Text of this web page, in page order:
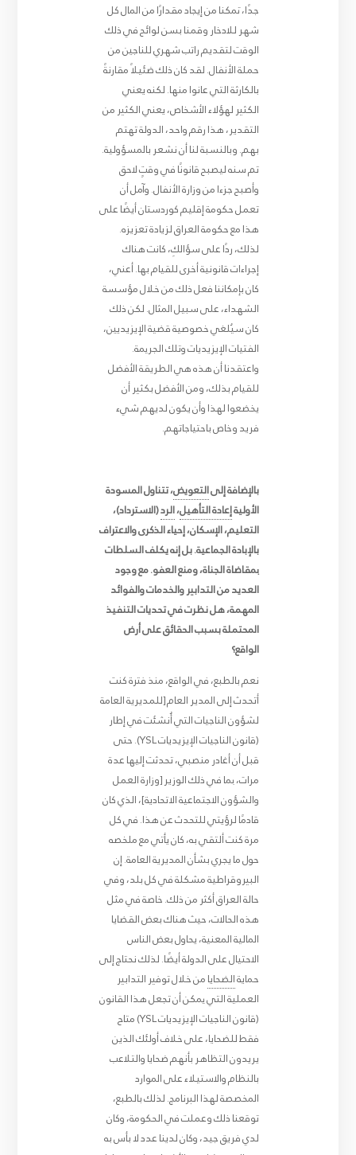
جدًا، تمكنا من إيجاد مقدارًا من المال كل
شهر للادخار وقمنا بسن لوائح في ذلك
الوقت لتقديم راتب شهري للناجين من
حملة الأنفال. لقد كان ذلك ضئيلاً مقارنةً
بالكارثة التي عانوا منها. لكنه يعني
الكثير لهؤلاء الأشخاص، يعني الكثير من
التقدير، هذا رقم واحد، الدولة تهتم
بهم. وبالنسبة لنا أن نشعر بالمسؤولية.
تم سنه ليصبح قانونًا في وقتٍ لاحق
وأصبح جزءا من وزارة الأنفال. وآمل أن
تعمل حكومة إقليم كوردستان أيضًا على
هذا مع حكومة العراق لزيادة تعزيزه.
لذلك، ردًا على سؤالكِ، كانت هناك
إجراءات قانونية أخرى للقيام بها. أعني،
كان بإمكاننا فعل ذلك من خلال مؤسسة
الشهداء، على سبيل المثال. لكن ذلك
كان سيُلغي خصوصية قضية الإيزيديين،
الفتيات الإيزيديات وتلك الجريمة.
واعتقدنا أن هذه هي الطريقة الأفضل
للقيام بذلك، ومن الأفضل بكثير أن
يخضعوا لهذا وأن يكون لديهم شيء
فريد وخاص باحتياجاتهم.
بالإضافة إلىالتعويض، تتناول المسودة
الأوليةإعادة التأهيل،الرد(الاسترداد)،
التعليم، الإسكان، إحياء الذكرى والاعتراف
بالإبادة الجماعية. بل إنه يكلف السلطات
بمقاضاة الجناة، ومنع العفو. مع وجود
العديد من التدابير والخدمات والفوائد
المهمة، هل نظرت في تحديات التنفيذ
المحتملة بسبب الحقائق على أرض
الواقع؟
نعم بالطبع، في الواقع، منذ فترة كنت
أتحدث إلى المدير العام [للمديرية العامة
لشؤون الناجيات التي أُنشئت في إطار
(قانون الناجيات الإيزيديات YSL). حتى
قبل أن أغادر منصبي، تحدثت إليها عدة
مرات، بما في ذلك الوزير [وزارة العمل
والشؤون الاجتماعية الاتحادية]، الذي كان
قادمًا لرؤيتي للتحدث عن هذا. في كل
مرة كنت ألتقي به، كان يأتي مع ملخصه
حول ما يجري بشأن المديرية العامة. إن
البيروقراطية مشكلة في كل بلد، وفي
حالة العراق أكثر من ذلك. خاصة في مثل
هذه الحالات، حيث هناك بعض القضايا
المالية المعنية، يحاول بعض الناس
الاحتيال على الدولة أيضًا. لذلك نحتاج إلى
حمايةالضحايامن خلال توفير التدابير
العملية التي يمكن أن تجعل هذا القانون
(قانون الناجيات الإيزيديات YSL) متاح
فقط للضحايا، على خلاف أولئك الذين
يريدون التظاهر بأنهم ضحايا والتلاعب
بالنظام والاستيلاء على الموارد
المخصصة لهذا البرنامج. لذلك بالطبع،
توقعنا ذلك وعملت في الحكومة، وكان
لدي فريق جيد، وكان لدينا عدد لا بأس به